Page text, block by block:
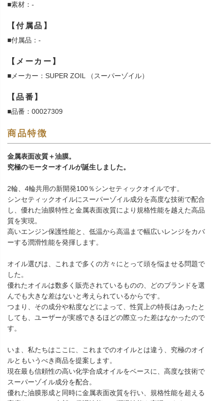
■素材：-
【付属品】
■付属品：-
【メーカー】
■メーカー：SUPER ZOIL （スーパーゾイル）
【品番】
■品番：00027309
商品特徴
金属表面改質＋油膜。
究極のモーターオイルが誕生しました。
2輪、4輪共用の新開発100％シンセティックオイルです。
シンセティックオイルにスーパーゾイル成分を高度な技術で配合
し、優れた油膜特性と金属表面改質により規格性能を越えた高品
質を実現。
高いエンジン保護性能と、低温から高温まで幅広いレンジをカバ
ーする潤滑性能を発揮します。
オイル選びは、これまで多くの方々にとって頭を悩ませる問題で
した。
優れたオイルは数多く販売されているものの、どのブランドを選
んでも大きな差はないと考えられているからです。
つまり、その成分や粘度などによって、性質上の特長はあったと
しても、ユーザーが実感できるほどの際立った差はなかったので
す。
いま、私たちはここに、これまでのオイルとは違う、究極のオイ
ルともいうべき商品を提案します。
現在最も信頼性の高い化学合成オイルをベースに、高度な技術で
スーパーゾイル成分を配合。
優れた油膜形成と同時に金属表面改質を行い、規格性能を超える